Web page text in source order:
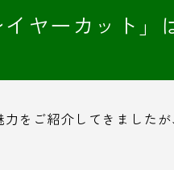
ヤーカット」
をご紹介してきました